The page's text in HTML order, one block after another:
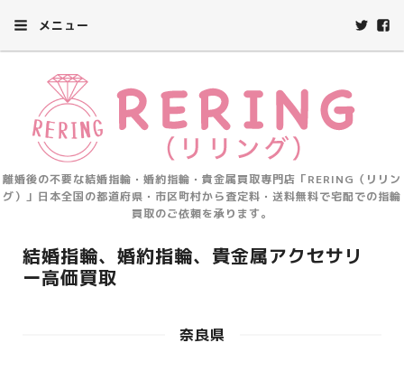
メニュー
離婚後の不要な結婚指輪・婚約指輪・貴金属買取専門店「RERING（リリン
グ）」日本全国の都道府県・市区町村から査定料・送料無料で宅配での指輪
買取のご依頼を承ります。
結婚指輪、婚約指輪、貴金属アクセサリ
ー高価買取
奈良県